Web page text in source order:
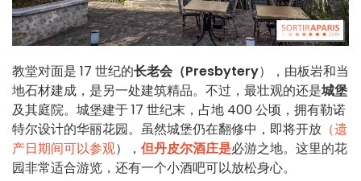
教堂对面是 17 世纪的长老会（Presbytery），由板岩和当
地石材建成，是另一处建筑精品。不过，最壮观的还是城堡
及其庭院。城堡建于 17 世纪末，占地 400 公顷，拥有勒诺
特尔设计的华丽花园。虽然城堡仍在翻修中，即将开放 （遗
产日期间可以参观）， 但丹皮尔酒庄是必游之地。这里的花
园非常适合游览，还有一个小酒吧可以放松身心。